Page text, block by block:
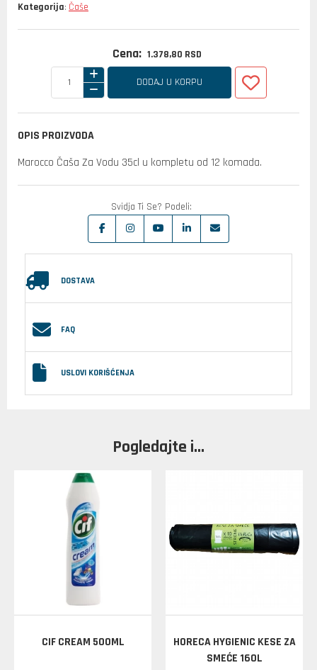
Kategorija: Čaše
Cena: 1.378,80 RSD
DODAJ U KORPU
OPIS PROIZVODA
Marocco Čaša Za Vodu 35cl u kompletu od 12 komada.
Svidja Ti Se? Podeli:
DOSTAVA
FAQ
USLOVI KORIŠĆENJA
Pogledajte i...
CIF CREAM 500ML
HORECA HYGIENIC KESE ZA
SMEĆE 160L